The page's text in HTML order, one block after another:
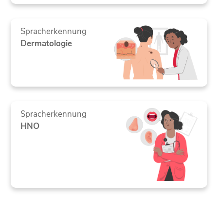
Spracherkennung
Dermatologie
Spracherkennung
HNO